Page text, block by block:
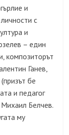
и
с
и
– един
композиторът
Ганев,
бе
и педагог
Белчев.
му